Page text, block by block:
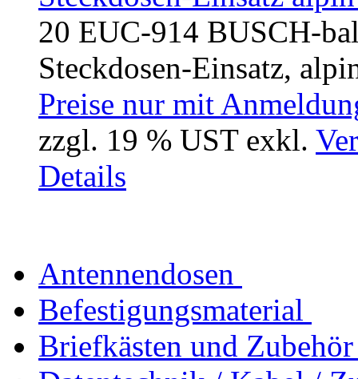
20 EUC-914 BUSCH-
Steckdosen-Einsatz,
Preise nur mit
zzgl. 19 % UST exkl.
Details
Antennendosen
Befestigungsmaterial
Briefkästen und Zubehör